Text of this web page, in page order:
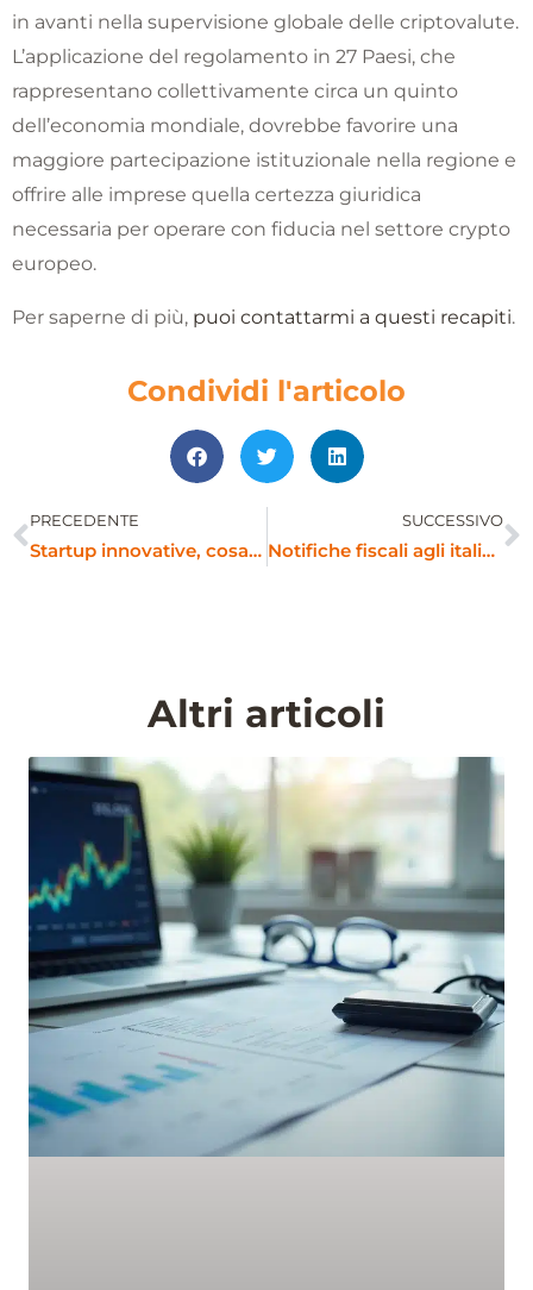
in avanti nella supervisione globale delle criptovalute.
L’applicazione del regolamento in 27 Paesi, che
rappresentano collettivamente circa un quinto
dell’economia mondiale, dovrebbe favorire una
maggiore partecipazione istituzionale nella regione e
offrire alle imprese quella certezza giuridica
necessaria per operare con fiducia nel settore crypto
europeo.
Per saperne di più, puoi contattarmi a questi recapiti.
Condividi l'articolo
Precedente
PRECEDENTE
Startup innovative, cosa cambia con la nuova circolare MIMIT
SUCCESSIVO
Notifiche fiscali agli italiani all’estero: valido l’indirizzo AIRE
Altri articoli